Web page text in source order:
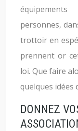
personnes,
trottoir en
prennent or
loi. Que faire
quelques
DONNEZ